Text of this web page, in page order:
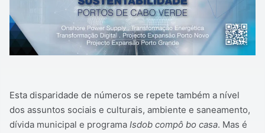
Esta disparidade de números se repete também a nível
dos assuntos sociais e culturais, ambiente e saneamento,
dívida municipal e programa Isdob compô bo casa. Mas é